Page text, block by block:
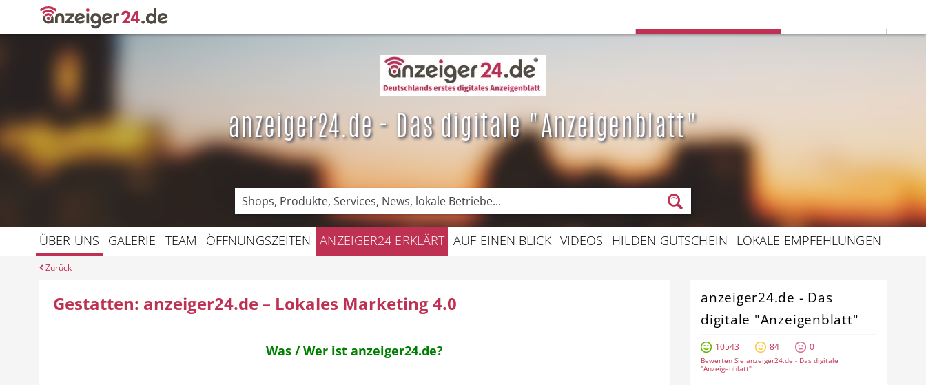
Deine Stadtauswahl:
anzeiger24.de - Das digitale "Anzeigenblatt"
ÜBER UNS GALERIE TEAM ÖFFNUNGSZEITEN ANZEIGER24 ERKLÄRT AUF EINEN BLICK VIDEOS HILDEN-GUTSCHEIN LOKALE EMPFEHLUNGEN
Zurück
anzeiger24.de - Das
digitale "Anzeigenblatt"
10543 84 0
Bewerten Sie anzeiger24.de - Das digitale
"Anzeigenblatt"
Gestatten: anzeiger24.de – Lokales Marketing 4.0
Was / Wer ist anzeiger24.de?